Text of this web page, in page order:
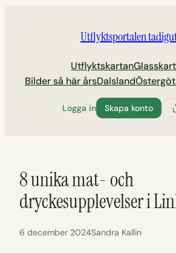
Utflyktsportalen
Utflyktskartan
Bilder så här årsDalsland
Logga in Skapa konto
8 unika mat- och
dryckesupplevelser i
6 december 2024Sandra Kallin